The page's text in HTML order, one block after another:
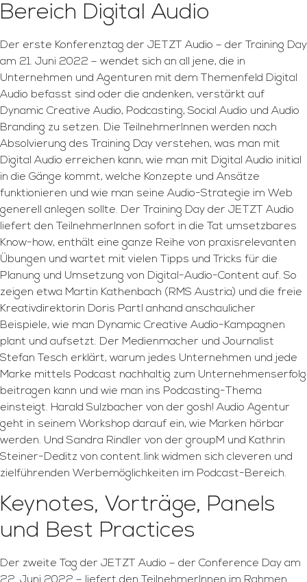
Bereich Digital Audio
Der erste Konferenztag der JETZT Audio – der Training Day
am 21. Juni 2022 – wendet sich an all jene, die in
Unternehmen und Agenturen mit dem Themenfeld Digital
Audio befasst sind oder die andenken, verstärkt auf
Dynamic Creative Audio, Podcasting, Social Audio und Audio
Branding zu setzen. Die TeilnehmerInnen werden nach
Absolvierung des Training Day verstehen, was man mit
Digital Audio erreichen kann, wie man mit Digital Audio initial
in die Gänge kommt, welche Konzepte und Ansätze
funktionieren und wie man seine Audio-Strategie im Web
generell anlegen sollte. Der Training Day der JETZT Audio
liefert den TeilnehmerInnen sofort in die Tat umsetzbares
Know-how, enthält eine ganze Reihe von praxisrelevanten
Übungen und wartet mit vielen Tipps und Tricks für die
Planung und Umsetzung von Digital-Audio-Content auf. So
zeigen etwa Martin Kathenbach (RMS Austria) und die freie
Kreativdirektorin Doris Partl anhand anschaulicher
Beispiele, wie man Dynamic Creative Audio-Kampagnen
plant und aufsetzt. Der Medienmacher und Journalist
Stefan Tesch erklärt, warum jedes Unternehmen und jede
Marke mittels Podcast nachhaltig zum Unternehmenserfolg
beitragen kann und wie man ins Podcasting-Thema
einsteigt. Harald Sulzbacher von der gosh! Audio Agentur
geht in seinem Workshop darauf ein, wie Marken hörbar
werden. Und Sandra Rindler von der groupM und Kathrin
Steiner-Deditz von content.link widmen sich cleveren und
zielführenden Werbemöglichkeiten im Podcast-Bereich.
Keynotes, Vorträge, Panels
und Best Practices
Der zweite Tag der JETZT Audio – der Conference Day am
22. Juni 2022 – liefert den TeilnehmerInnen im Rahmen